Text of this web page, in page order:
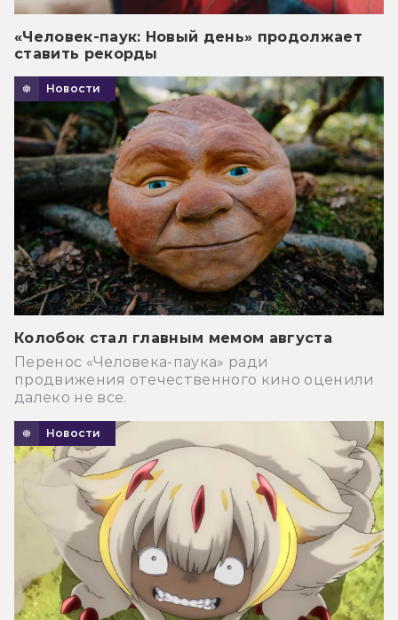
«Человек-паук: Новый день» продолжает
ставить рекорды
Новости
Колобок стал главным мемом августа
Перенос «Человека-паука» ради
продвижения отечественного кино оценили
далеко не все.
Новости